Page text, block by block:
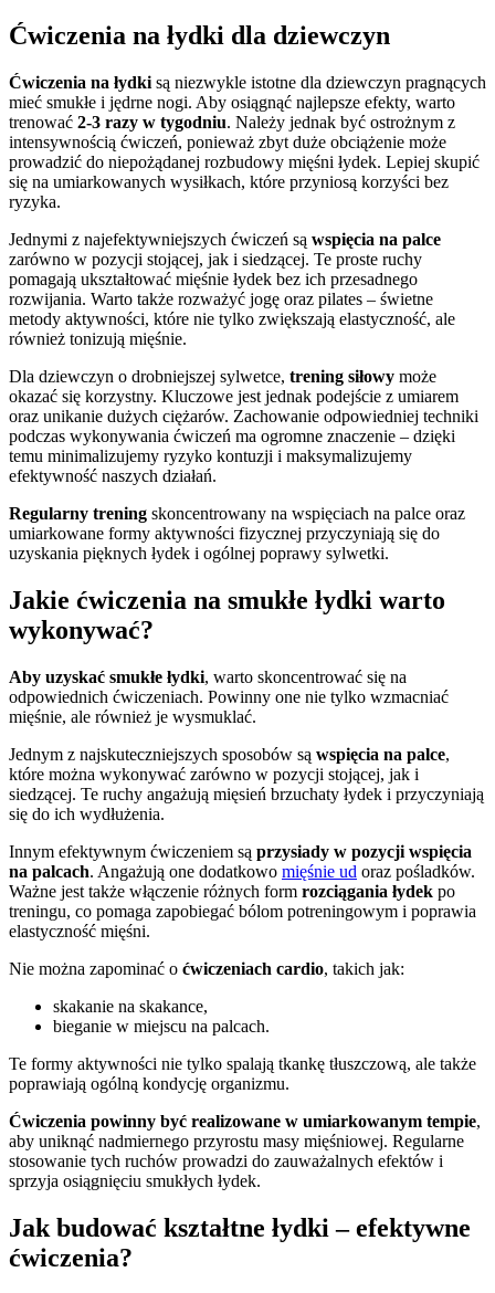
Ćwiczenia na łydki dla dziewczyn
Ćwiczenia na łydki są niezwykle istotne dla dziewczyn pragnących
mieć smukłe i jędrne nogi. Aby osiągnąć najlepsze efekty, warto
trenować 2-3 razy w tygodniu. Należy jednak być ostrożnym z
intensywnością ćwiczeń, ponieważ zbyt duże obciążenie może
prowadzić do niepożądanej rozbudowy mięśni łydek. Lepiej skupić
się na umiarkowanych wysiłkach, które przyniosą korzyści bez
ryzyka.
Jednymi z najefektywniejszych ćwiczeń są wspięcia na palce
zarówno w pozycji stojącej, jak i siedzącej. Te proste ruchy
pomagają ukształtować mięśnie łydek bez ich przesadnego
rozwijania. Warto także rozważyć jogę oraz pilates – świetne
metody aktywności, które nie tylko zwiększają elastyczność, ale
również tonizują mięśnie.
Dla dziewczyn o drobniejszej sylwetce, trening siłowy może
okazać się korzystny. Kluczowe jest jednak podejście z umiarem
oraz unikanie dużych ciężarów. Zachowanie odpowiedniej techniki
podczas wykonywania ćwiczeń ma ogromne znaczenie – dzięki
temu minimalizujemy ryzyko kontuzji i maksymalizujemy
efektywność naszych działań.
Regularny trening skoncentrowany na wspięciach na palce oraz
umiarkowane formy aktywności fizycznej przyczyniają się do
uzyskania pięknych łydek i ogólnej poprawy sylwetki.
Jakie ćwiczenia na smukłe łydki warto
wykonywać?
Aby uzyskać smukłe łydki, warto skoncentrować się na
odpowiednich ćwiczeniach. Powinny one nie tylko wzmacniać
mięśnie, ale również je wysmuklać.
Jednym z najskuteczniejszych sposobów są wspięcia na palce,
które można wykonywać zarówno w pozycji stojącej, jak i
siedzącej. Te ruchy angażują mięsień brzuchaty łydek i przyczyniają
się do ich wydłużenia.
Innym efektywnym ćwiczeniem są przysiady w pozycji wspięcia
na palcach. Angażują one dodatkowo mięśnie ud oraz pośladków.
Ważne jest także włączenie różnych form rozciągania łydek po
treningu, co pomaga zapobiegać bólom potreningowym i poprawia
elastyczność mięśni.
Nie można zapominać o ćwiczeniach cardio, takich jak:
skakanie na skakance,
bieganie w miejscu na palcach.
Te formy aktywności nie tylko spalają tkankę tłuszczową, ale także
poprawiają ogólną kondycję organizmu.
Ćwiczenia powinny być realizowane w umiarkowanym tempie,
aby uniknąć nadmiernego przyrostu masy mięśniowej. Regularne
stosowanie tych ruchów prowadzi do zauważalnych efektów i
sprzyja osiągnięciu smukłych łydek.
Jak budować kształtne łydki – efektywne
ćwiczenia?